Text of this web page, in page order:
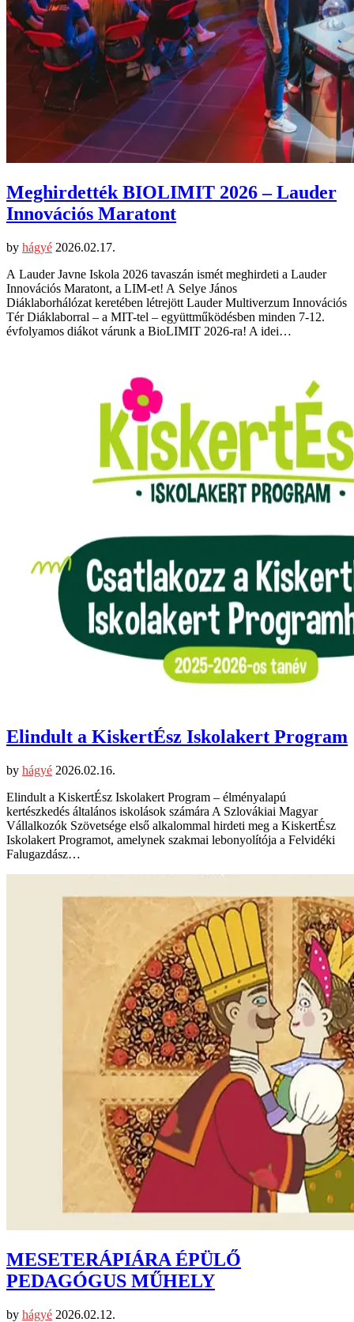
Meghirdették BIOLIMIT 2026 – Lauder
Innovációs Maratont
by hágyé 2026.02.17.
A Lauder Javne Iskola 2026 tavaszán ismét meghirdeti a Lauder
Innovációs Maratont, a LIM-et! A Selye János
Diáklaborhálózat keretében létrejött Lauder Multiverzum Innovációs
Tér Diáklaborral – a MIT-tel – együttműködésben minden 7-12.
évfolyamos diákot várunk a BioLIMIT 2026-ra! A idei…
Elindult a KiskertÉsz Iskolakert Program
by hágyé 2026.02.16.
Elindult a KiskertÉsz Iskolakert Program – élményalapú
kertészkedés általános iskolások számára A Szlovákiai Magyar
Vállalkozók Szövetsége első alkalommal hirdeti meg a KiskertÉsz
Iskolakert Programot, amelynek szakmai lebonyolítója a Felvidéki
Falugazdász…
MESETERÁPIÁRA ÉPÜLŐ
PEDAGÓGUS MŰHELY
by hágyé 2026.02.12.